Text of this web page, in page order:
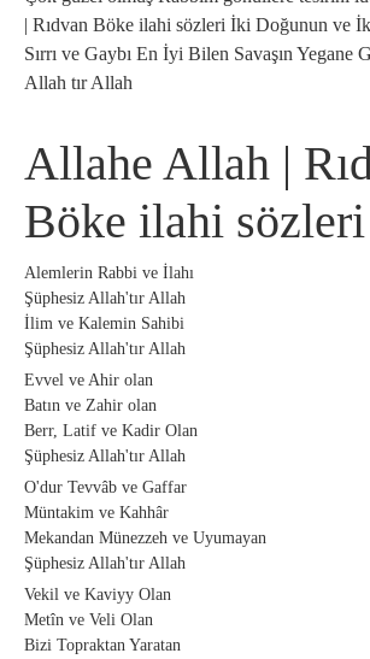
| Rıdvan Böke ilahi sözleri İki Doğunun ve İki
Sırrı ve Gaybı En İyi Bilen Savaşın Yegane
Allah tır Allah
Allahe Allah |
Böke ilahi sözleri
Alemlerin Rabbi ve İlahı
Şüphesiz Allah'tır Allah
İlim ve Kalemin Sahibi
Şüphesiz Allah'tır Allah
Evvel ve Ahir olan
Batın ve Zahir olan
Berr, Latif ve Kadir Olan
Şüphesiz Allah'tır Allah
O'dur Tevvâb ve Gaffar
Müntakim ve Kahhâr
Mekandan Münezzeh ve Uyumayan
Şüphesiz Allah'tır Allah
Vekil ve Kaviyy Olan
Metîn ve Veli Olan
Bizi Topraktan Yaratan